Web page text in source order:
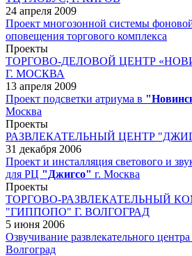
24 апреля 2009
Проект многозонной системы
оповещения торгового комплекса
Проекты
ТОРГОВО-ДЕЛОВОЙ ЦЕНТР
Г. МОСКВА
13 апреля 2009
Проект подсветки атриума в
Москва
Проекты
РАЗВЛЕКАТЕЛЬНЫЙ ЦЕНТР
31 декабря 2006
Проект и инсталляция светового и
для РЦ "Джигсо" г. Москва
Проекты
ТОРГОВО-РАЗВЛЕКАТЕЛЬНЫЙ
"ГИППОПО" Г. ВОЛГОГРАД
5 июня 2006
Озвучивание развлекательного центра
Волгоград